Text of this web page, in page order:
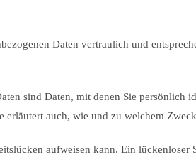
Daten vertraulich und
sind Daten, mit denen Sie persönlich
auch, wie und zu welchem
aufweisen kann. Ein lückenloser